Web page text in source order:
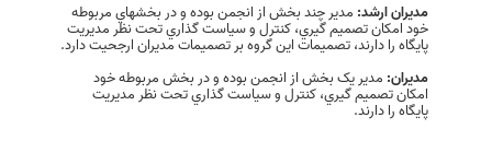
مدیران ارشد: مدير چند بخش از انجمن بوده و در بخشهاي مربوطه
خود امکان تصميم گيري، کنترل و سياست گذاري تحت نظر مديريت
پايگاه را دارند، تصميمات اين گروه بر تصميمات مديران ارجحيت دارد.
مدیران: مدير يک بخش از انجمن بوده و در بخش مربوطه خود
امکان تصميم گيري، کنترل و سياست گذاري تحت نظر مديريت
پايگاه را دارند.